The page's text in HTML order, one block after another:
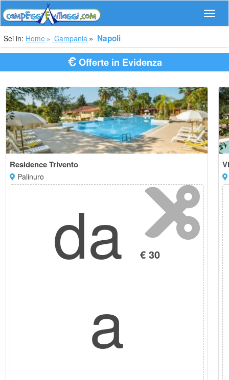
Sei in: Home Campania Napoli
Offerte in Evidenza
Residence Trivento
Palinuro
da€ 30
a